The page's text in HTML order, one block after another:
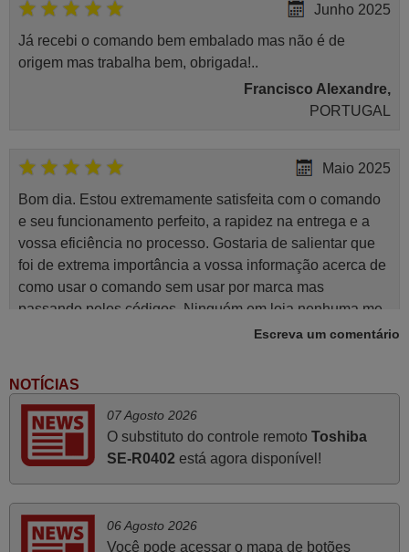
Junho 2025
Já recebi o comando bem embalado mas não é de
origem mas trabalha bem, obrigada!..
Francisco Alexandre,
PORTUGAL
Maio 2025
Bom dia. Estou extremamente satisfeita com o comando
e seu funcionamento perfeito, a rapidez na entrega e a
vossa eficiência no processo. Gostaria de salientar que
foi de extrema importância a vossa informação acerca de
como usar o comando sem usar por marca mas
passando pelos códigos. Ninguém em loja nenhuma me
tinha explicado como funcionar. Apenas diziam que
Muito obrigada.
Março 2026
Boa noite. Dando correspondência ao solicitado no corpo
do vosso email supra sobre a minha opinião, quero
Escreva um comentário
NOTÍCIAS
07 Agosto 2026
O substituto do controle remoto Toshiba
SE-R0402está agora disponível!
06 Agosto 2026
Você pode acessar o mapa de botões